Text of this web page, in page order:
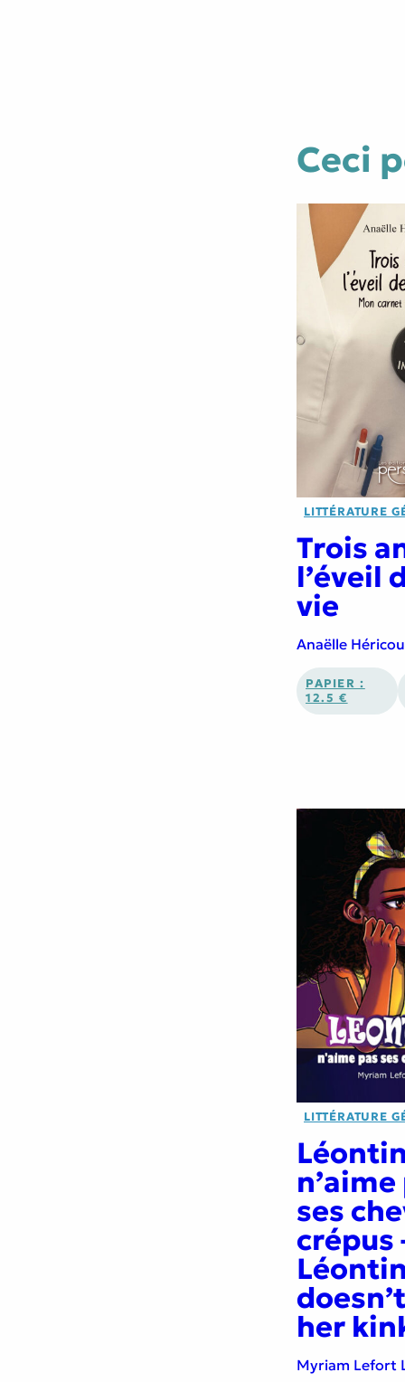
Ceci
LITTÉRATURE
Trois
l’éveil
vie
Anaëlle
PAPIER :
12.5 €
LITTÉRATURE
n’aime
ses
crépus
her
Myriam Lefort